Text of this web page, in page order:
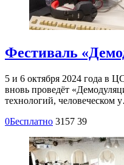
Фестиваль
5 и 6 октября 2024 года в
вновь проведёт
технологий, человеческом
0Бесплатно 3157 39